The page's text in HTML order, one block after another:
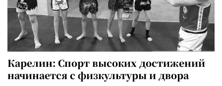
Карелин: Спорт высоких достижений
начинается с физкультуры и двора